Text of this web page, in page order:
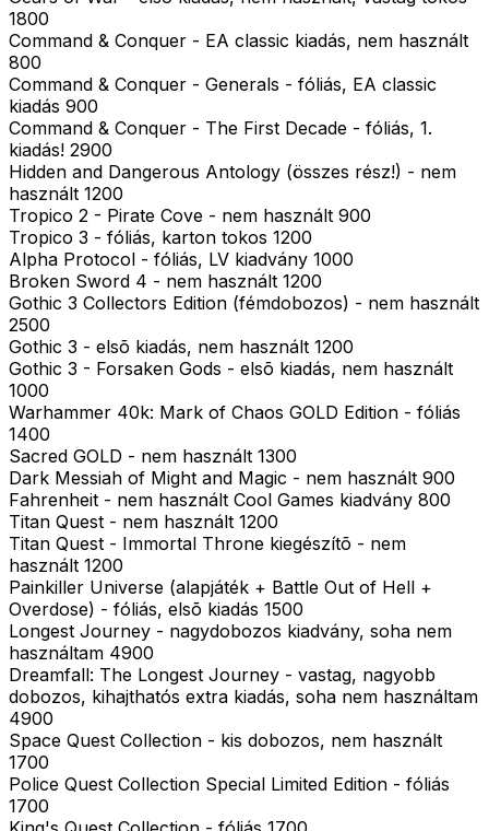
1800
Command & Conquer - EA classic kiadás, nem használt
800
Command & Conquer - Generals - fóliás, EA classic
kiadás 900
Command & Conquer - The First Decade - fóliás, 1.
kiadás! 2900
Hidden and Dangerous Antology (összes rész!) - nem
használt 1200
Tropico 2 - Pirate Cove - nem használt 900
Tropico 3 - fóliás, karton tokos 1200
Alpha Protocol - fóliás, LV kiadvány 1000
Broken Sword 4 - nem használt 1200
Gothic 3 Collectors Edition (fémdobozos) - nem használt
2500
Gothic 3 - elsõ kiadás, nem használt 1200
Gothic 3 - Forsaken Gods - elsõ kiadás, nem használt
1000
Warhammer 40k: Mark of Chaos GOLD Edition - fóliás
1400
Sacred GOLD - nem használt 1300
Dark Messiah of Might and Magic - nem használt 900
Fahrenheit - nem használt Cool Games kiadvány 800
Titan Quest - nem használt 1200
Titan Quest - Immortal Throne kiegészítõ - nem
használt 1200
Painkiller Universe (alapjáték + Battle Out of Hell +
Overdose) - fóliás, elsõ kiadás 1500
Longest Journey - nagydobozos kiadvány, soha nem
használtam 4900
Dreamfall: The Longest Journey - vastag, nagyobb
dobozos, kihajthatós extra kiadás, soha nem használtam
4900
Space Quest Collection - kis dobozos, nem használt
1700
Police Quest Collection Special Limited Edition - fóliás
1700